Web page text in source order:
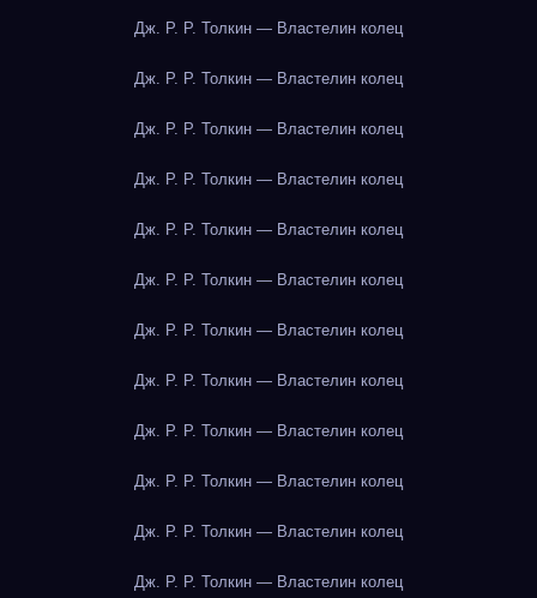
Дж. Р. Р. Толкин — Властелин колец
Дж. Р. Р. Толкин — Властелин колец
Дж. Р. Р. Толкин — Властелин колец
Дж. Р. Р. Толкин — Властелин колец
Дж. Р. Р. Толкин — Властелин колец
Дж. Р. Р. Толкин — Властелин колец
Дж. Р. Р. Толкин — Властелин колец
Дж. Р. Р. Толкин — Властелин колец
Дж. Р. Р. Толкин — Властелин колец
Дж. Р. Р. Толкин — Властелин колец
Дж. Р. Р. Толкин — Властелин колец
Дж. Р. Р. Толкин — Властелин колец